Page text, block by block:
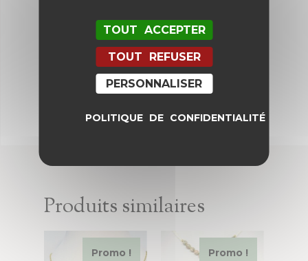
pour mon prochain commentaire.
Produits similaires
Promo ! Promo !
TOUT ACCEPTER
TOUT REFUSER
PERSONNALISER
POLITIQUE DE CONFIDENTIALITÉ